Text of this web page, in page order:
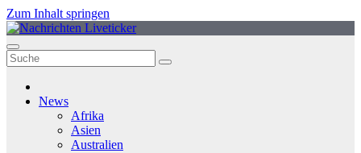
Zum Inhalt springen
News
Afrika
Asien
Australien